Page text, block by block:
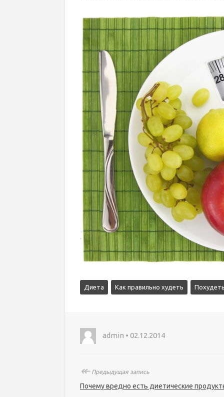
Диета Как правильно худеть
admin • 02.12.2014
↞Предыдущая запись
Почему вредно есть диетические